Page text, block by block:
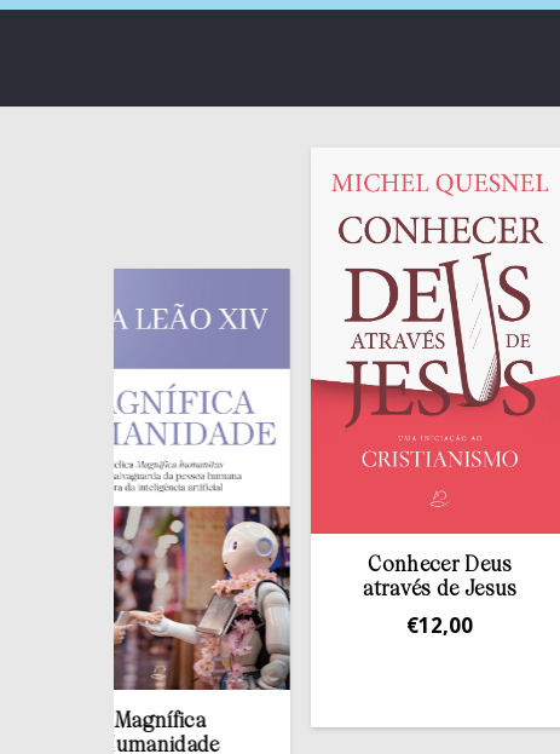
Magnífica
Humanidade
Conhecer Deus
através de Jesus